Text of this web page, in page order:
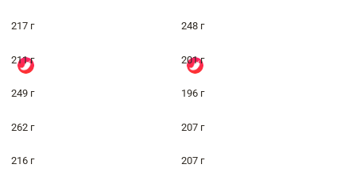
217 г 248 г
211 г 201 г
249 г 196 г
262 г 207 г
216 г 207 г